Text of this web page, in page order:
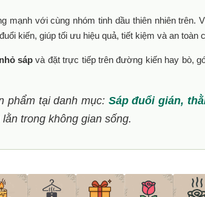
mạnh với cùng nhóm tinh dầu thiên nhiên trên.
kiến, giúp tối ưu hiệu quả, tiết kiệm và an toàn
sáp và đặt trực tiếp trên đường kiến hay bò,
phẩm tại danh mục: Sáp đuổi gián,
trong không gian sống.